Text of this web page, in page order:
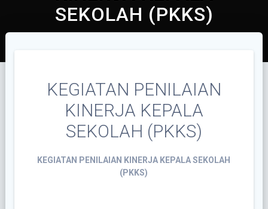
SEKOLAH (PKKS)
KEGIATAN PENILAIAN
KINERJA KEPALA
SEKOLAH (PKKS)
KEGIATAN PENILAIAN KINERJA KEPALA SEKOLAH
(PKKS)